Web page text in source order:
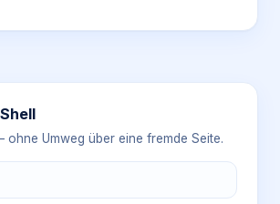
Shell
ohne Umweg über eine fremde Seite.